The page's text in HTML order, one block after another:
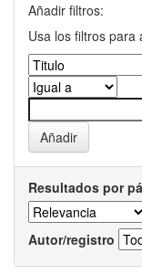
Añadir filtros:
Usa los filtros para
Resultados por
Autor/registro